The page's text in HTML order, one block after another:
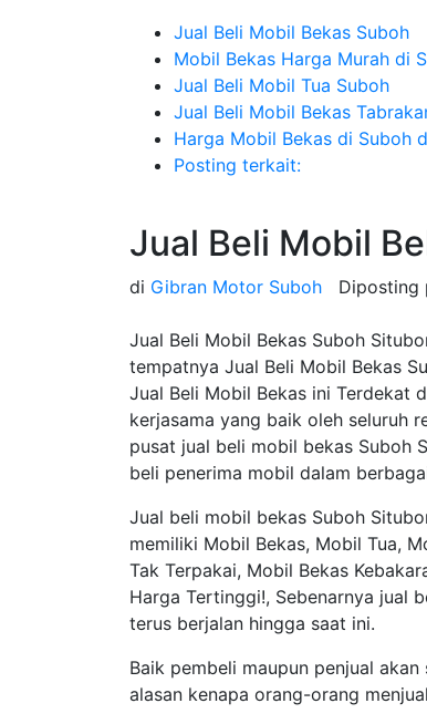
Jual Beli Mobil Bekas Suboh
Mobil Bekas Harga Murah di
Jual Beli Mobil Tua Suboh
Jual Beli Mobil Bekas
Harga Mobil Bekas di Suboh
Posting terkait:
Jual Beli Mobil
di Gibran Motor Suboh Diposting
Jual Beli Mobil Bekas Suboh
tempatnya Jual Beli Mobil Bekas
Jual Beli Mobil Bekas ini Terdekat
kerjasama yang baik oleh seluruh
pusat jual beli mobil bekas Suboh
beli penerima mobil dalam
Jual beli mobil bekas Suboh
memiliki Mobil Bekas, Mobil Tua,
Tak Terpakai, Mobil Bekas
Harga Tertinggi!, Sebenarnya jual
terus berjalan hingga saat ini.
Baik pembeli maupun penjual
alasan kenapa orang-orang